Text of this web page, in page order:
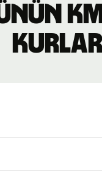
kurları